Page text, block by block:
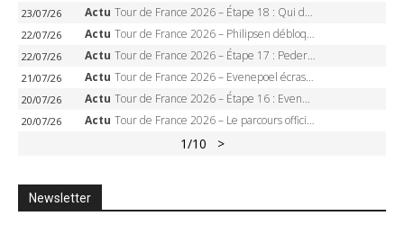
23/07/26 Actu Tour de France 2026 – Étape 18 : Qui domptera Orcières-Merlette, première marche vers l’Alpe d’Huez ?
22/07/26 Actu Tour de France 2026 – Philipsen débloque son compteur à Voiron, Pedersen en danger pour le maillot vert
22/07/26 Actu Tour de France 2026 – Étape 17 : Pedersen peut-il verrouiller le maillot vert à Voiron ?
21/07/26 Actu Tour de France 2026 – Evenepoel écrase le chrono d’Évian, Seixas 4e, Lipowitz abandonne
20/07/26 Actu Tour de France 2026 – Étape 16 : Evenepoel, Pogacar, Ganna… qui domptera le chrono d’Évian pour redessiner le podium ?
20/07/26 Actu Tour de France 2026 – Le parcours officiel complet : 21 étapes, profils, carte et dates
1/10 >
Newsletter